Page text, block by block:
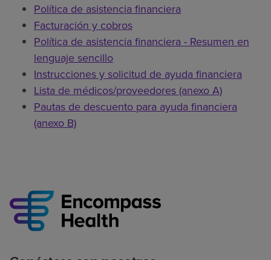
Política de asistencia financiera
Facturación y cobros
Política de asistencia financiera - Resumen en
lenguaje sencillo
Instrucciones y solicitud de ayuda financiera
Lista de médicos/proveedores (anexo A)
Pautas de descuento para ayuda financiera
(anexo B)